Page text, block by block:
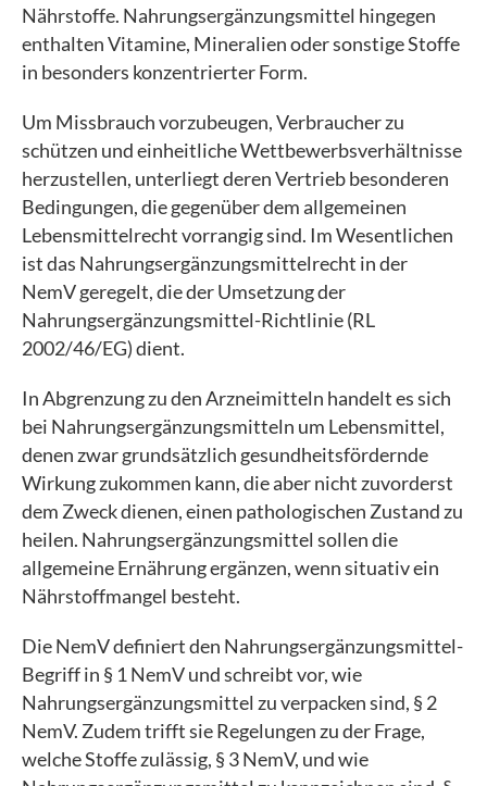
Nährstoffe. Nahrungsergänzungsmittel hingegen
enthalten Vitamine, Mineralien oder sonstige Stoffe
in besonders konzentrierter Form.
Um Missbrauch vorzubeugen, Verbraucher zu
schützen und einheitliche Wettbewerbsverhältnisse
herzustellen, unterliegt deren Vertrieb besonderen
Bedingungen, die gegenüber dem allgemeinen
Lebensmittelrecht vorrangig sind. Im Wesentlichen
ist das Nahrungsergänzungsmittelrecht in der
NemV geregelt, die der Umsetzung der
Nahrungsergänzungsmittel-Richtlinie (RL
2002/46/EG) dient.
In Abgrenzung zu den Arzneimitteln handelt es sich
bei Nahrungsergänzungsmitteln um Lebensmittel,
denen zwar grundsätzlich gesundheitsfördernde
Wirkung zukommen kann, die aber nicht zuvorderst
dem Zweck dienen, einen pathologischen Zustand zu
heilen. Nahrungsergänzungsmittel sollen die
allgemeine Ernährung ergänzen, wenn situativ ein
Nährstoffmangel besteht.
Die NemV definiert den Nahrungsergänzungsmittel-
Begriff in § 1 NemV und schreibt vor, wie
Nahrungsergänzungsmittel zu verpacken sind, § 2
NemV. Zudem trifft sie Regelungen zu der Frage,
welche Stoffe zulässig, § 3 NemV, und wie